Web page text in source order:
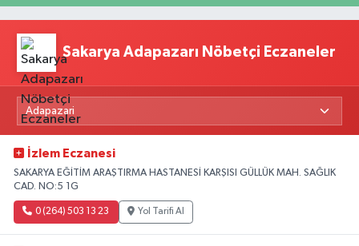
Sakarya Adapazarı Nöbetçi Eczaneler
İzlem Eczanesi
SAKARYA EĞİTİM ARAŞTIRMA HASTANESİ KARŞISI GÜLLÜK MAH. SAĞLIK
CAD. NO:5 1G
0 (264) 503 13 23 Yol Tarifi Al